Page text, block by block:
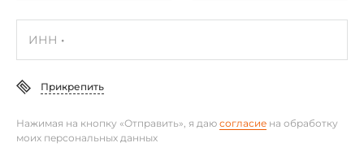
ИНН
Прикрепить
Нажимая на кнопку «Отправить», я даю согласие на обработку
моих персональных данных